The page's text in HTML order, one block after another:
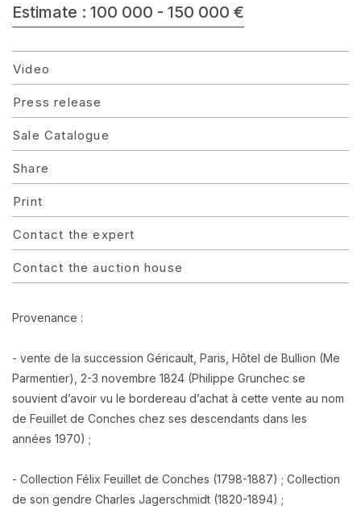
Estimate : 100 000 - 150 000 €
Video
Press release
Sale Catalogue
Share
Print
Contact the expert
Contact the auction house
Provenance :
- vente de la succession Géricault, Paris, Hôtel de Bullion (Me
Parmentier), 2-3 novembre 1824 (Philippe Grunchec se
souvient d’avoir vu le bordereau d’achat à cette vente au nom
de Feuillet de Conches chez ses descendants dans les
années 1970) ;
- Collection Félix Feuillet de Conches (1798-1887) ; Collection
de son gendre Charles Jagerschmidt (1820-1894) ;